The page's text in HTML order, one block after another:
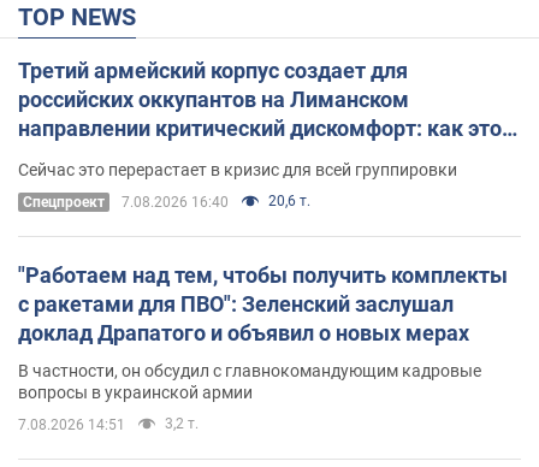
TOP NEWS
Третий армейский корпус создает для
российских оккупантов на Лиманском
направлении критический дискомфорт: как это
удалось
Сейчас это перерастает в кризис для всей группировки
Спецпроект 7.08.2026 16:40 20,6 т.
"Работаем над тем, чтобы получить комплекты
с ракетами для ПВО": Зеленский заслушал
доклад Драпатого и объявил о новых мерах
В частности, он обсудил с главнокомандующим кадровые
вопросы в украинской армии
7.08.2026 14:51 3,2 т.